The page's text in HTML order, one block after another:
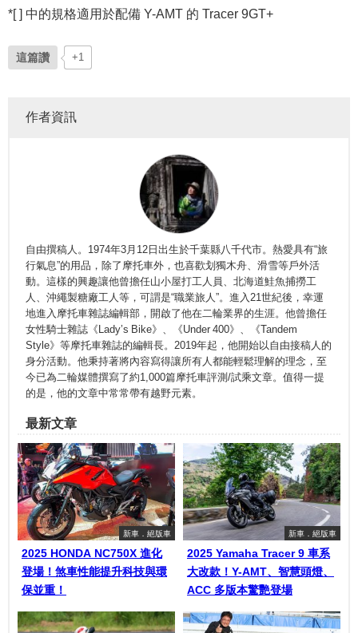
*[ ] 中的規格適用於配備 Y-AMT 的 Tracer 9GT+
這篇讚 +1
作者資訊
自由撰稿人。1974年3月12日出生於千葉縣八千代市。熱愛具有“旅
行氣息”的用品，除了摩托車外，也喜歡划獨木舟、滑雪等戶外活
動。這樣的興趣讓他曾擔任山小屋打工人員、北海道鮭魚捕撈工
人、沖繩製糖廠工人等，可謂是“職業旅人”。進入21世紀後，幸運
地進入摩托車雜誌編輯部，開啟了他在二輪業界的生涯。他曾擔任
女性騎士雜誌《Lady’s Bike》、《Under 400》、《Tandem
Style》等摩托車雜誌的編輯長。2019年起，他開始以自由接稿人的
身分活動。他秉持著將內容寫得讓所有人都能輕鬆理解的理念，至
今已為二輪媒體撰寫了約1,000篇摩托車評測/試乘文章。值得一提
的是，他的文章中常常帶有越野元素。
最新文章
新車．絕版車
2025 HONDA NC750X 進化
登場！煞車性能提升科技與環
保並重！
新車．絕版車
2025 Yamaha Tracer 9 車系
大改款！Y-AMT、智慧頭燈、
ACC 多版本驚艷登場